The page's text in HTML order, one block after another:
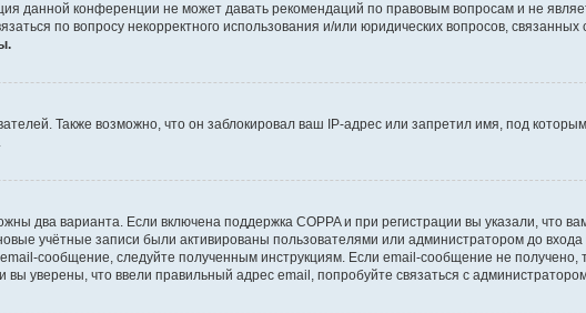
данной конференции не может давать рекомендаций по правовым вопросам и не
по вопросу некорректного использования и/или юридических вопросов,
Также возможно, что он заблокировал ваш IP-адрес или запретил имя, под
два варианта. Если включена поддержка COPPA и при регистрации вы указали, что
учётные записи были активированы пользователями или администратором до входа
сообщение, следуйте полученным инструкциям. Если email-сообщение не получено,
уверены, что ввели правильный адрес email, попробуйте связаться с